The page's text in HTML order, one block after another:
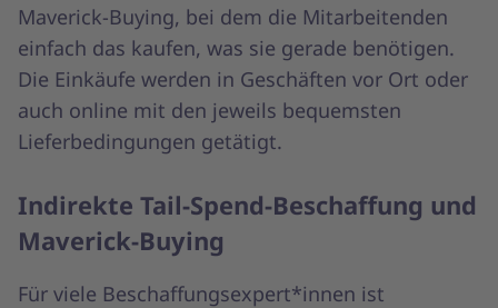
Maverick-Buying, bei dem die Mitarbeitenden
einfach das kaufen, was sie gerade benötigen.
Die Einkäufe werden in Geschäften vor Ort oder
auch online mit den jeweils bequemsten
Lieferbedingungen getätigt.
Indirekte Tail-Spend-Beschaffung und
Maverick-Buying
Für viele Beschaffungsexpert*innen ist